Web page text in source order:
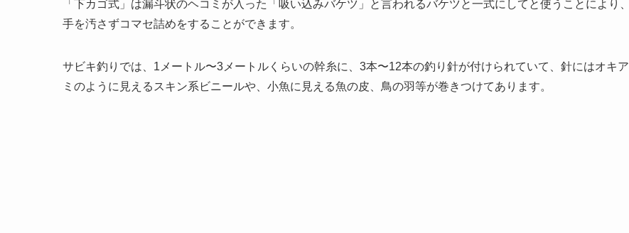
「下カゴ式」は漏斗状のヘコミが入った「吸い込みバケツ」と言われるバケツと一式にしてと使うことにより、
手を汚さずコマセ詰めをすることができます。
サビキ釣りでは、1メートル〜3メートルくらいの幹糸に、3本〜12本の釣り針が付けられていて、針にはオキア
ミのように見えるスキン系ビニールや、小魚に見える魚の皮、鳥の羽等が巻きつけてあります。